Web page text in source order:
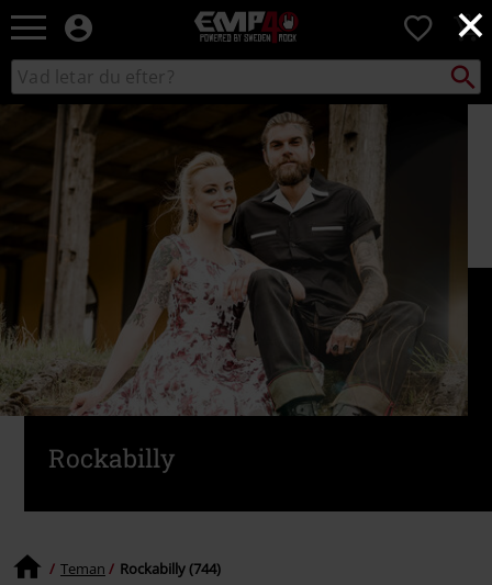
×
EMP
-
Musik,
Spelmerch
Alternativt
0
Sök
i
Sök
Rockabilly
Teman Rockabilly (744)